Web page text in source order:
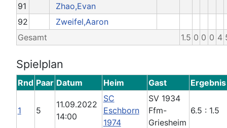
91
Zhao,Evan
92
Zweifel,Aaron
Gesamt
1.5 0 0 0 4
Spielplan
Rnd Paar Datum Heim Gast Ergebnis
1 5
11.09.2022
14:00
SC
Eschborn
1974
SV 1934
Ffm-
Griesheim
6.5 : 1.5